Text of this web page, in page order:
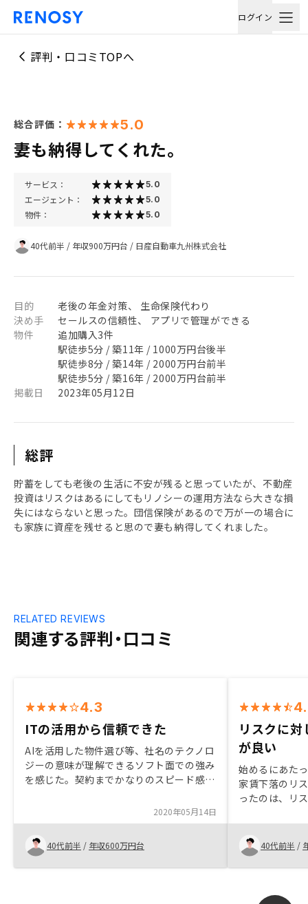
ログイン
評判・口コミTOPへ
総合評価： 5.0
妻も納得してくれた。
サービス： 5.0
エージェント： 5.0
物件： 5.0
40代前半 / 年収900万円台 / 日産自動車九州株式会社
目的
老後の年金対策、 生命保険代わり
決め手
セールスの信頼性、 アプリで管理ができる
物件
追加購入3件
駅徒歩5分 / 築11年 / 1000万円台後半
駅徒歩8分 / 築14年 / 2000万円台前半
駅徒歩5分 / 築16年 / 2000万円台前半
掲載日
2023年05月12日
総評
貯蓄をしても老後の生活に不安が残ると思っていたが、不動産
投資はリスクはあるにしてもリノシーの運用方法なら大きな損
失にはならないと思った。団信保険があるので万が一の場合に
も家族に資産を残せると思ので妻も納得してくれました。
関連する評判・口コミ
RELATED REVIEWS
4.3
ITの活用から信頼できた
AIを活用した物件選び等、社名のテクノロ
ジーの意味が理解できるソフト面での強み
を感じた。契約までかなりのスピード感を
隙を与えないといった感じだった2020年05月14日
40代前半 / 年収600万円台
リスクに
が良い
始めるにあた
家賃下落のリ
ったのは、リ
他の投資商品
は、ほぼ放っ
た、老後の年
っとも大きい
立場で考えて
40代前半 /